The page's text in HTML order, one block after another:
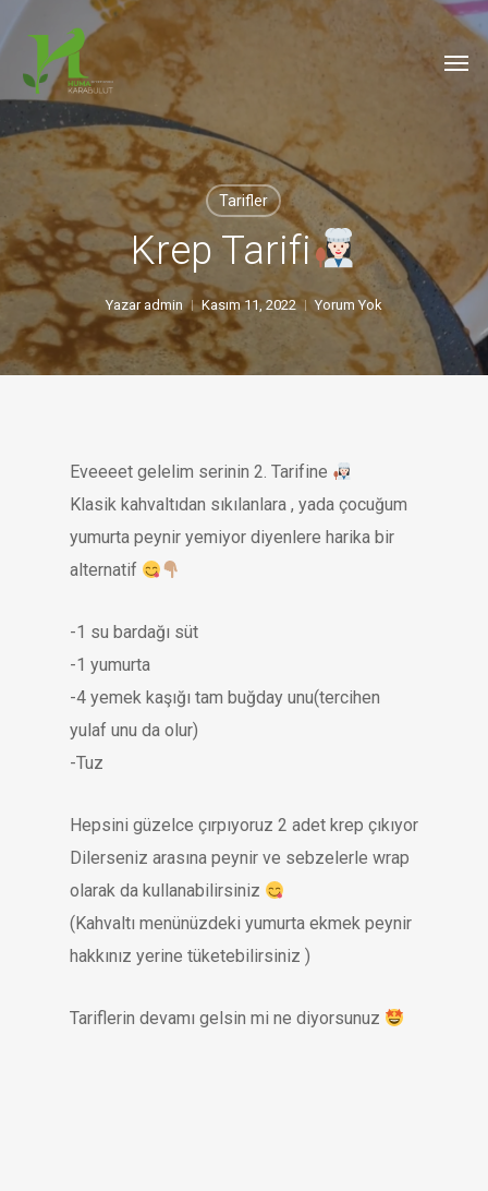
Skip
to
main
content
Tarifler
Krep Tarifi
Yazar admin Kasım 11, 2022 Yorum Yok
Eveeeet gelelim serinin 2. Tarifine
Klasik kahvaltıdan sıkılanlara , yada çocuğum
yumurta peynir yemiyor diyenlere harika bir
alternatif
-1 su bardağı süt
-1 yumurta
-4 yemek kaşığı tam buğday unu(tercihen
yulaf unu da olur)
-Tuz
Hepsini güzelce çırpıyoruz 2 adet krep çıkıyor
Dilerseniz arasına peynir ve sebzelerle wrap
olarak da kullanabilirsiniz
(Kahvaltı menünüzdeki yumurta ekmek peynir
hakkınız yerine tüketebilirsiniz )
Tariflerin devamı gelsin mi ne diyorsunuz